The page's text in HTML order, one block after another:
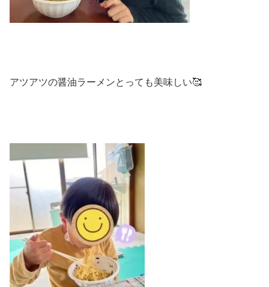
アツアツの醤油ラーメンとっても美味しい🥰